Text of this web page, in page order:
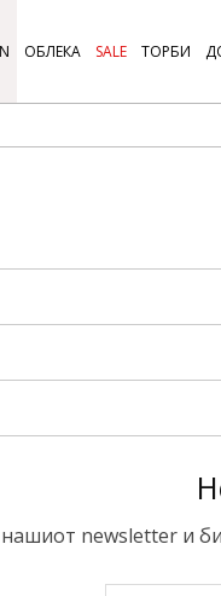
ОБЛЕКА SALE ТОРБИ
нашиот newsletter и